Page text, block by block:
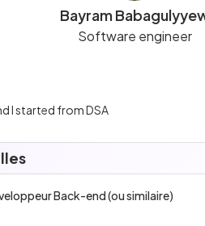
Bayram
Software engineer
I started from DSA
Back-end (ou similaire)